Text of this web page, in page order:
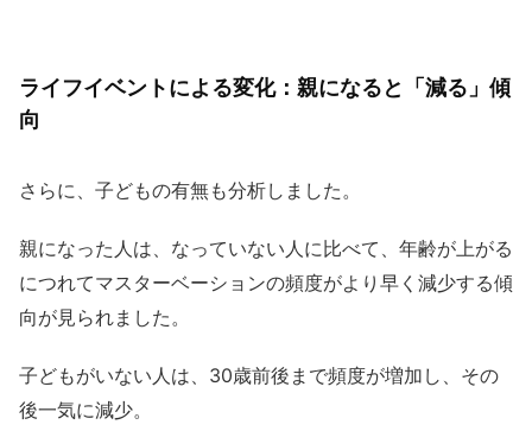
ライフイベントによる変化：親になると「減る」傾
向
さらに、子どもの有無も分析しました。
親になった人は、なっていない人に比べて、年齢が上がる
につれてマスターベーションの頻度がより早く減少する傾
向が見られました。
子どもがいない人は、30歳前後まで頻度が増加し、その
後一気に減少。